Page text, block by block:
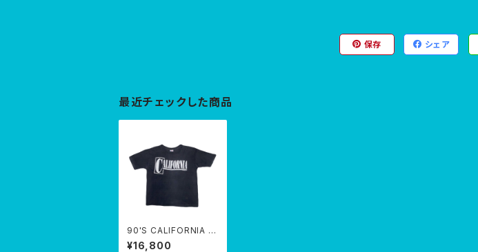
保存 シェア
最近チェックした商品
90'S CALIFORNIA RI
NGER T-SHIRTS
¥16,800